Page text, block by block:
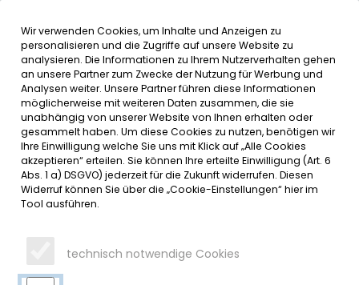
MENÜ
SERVICE
DORFERNEUERUNG SULZBERG
Donnerstag, 22.12.2022
Sulzberg Ortsmitte – TG Sulzberg II, Straßen- und
Dorfplatz Süd - Restarbeiten
Wir verwenden Cookies, um Inhalte und Anzeigen zu
personalisieren und die Zugriffe auf unsere Website zu
analysieren. Die Informationen zu Ihrem Nutzerverhalten gehen
an unsere Partner zum Zwecke der Nutzung für Werbung und
Analysen weiter. Unsere Partner führen diese Informationen
möglicherweise mit weiteren Daten zusammen, die sie
unabhängig von unserer Website von Ihnen erhalten oder
gesammelt haben. Um diese Cookies zu nutzen, benötigen wir
Ihre Einwilligung welche Sie uns mit Klick auf „Alle Cookies
akzeptieren“ erteilen. Sie können Ihre erteilte Einwilligung (Art. 6
Abs. 1 a) DSGVO) jederzeit für die Zukunft widerrufen. Diesen
Widerruf können Sie über die „Cookie-Einstellungen“ hier im
Tool ausführen.
technisch notwendige Cookies